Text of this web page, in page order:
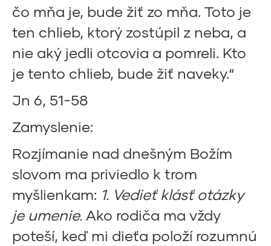
čo mňa je, bude žiť zo mňa. Toto je
ten chlieb, ktorý zostúpil z neba, a
nie aký jedli otcovia a pomreli. Kto
je tento chlieb, bude žiť naveky.“
Jn 6, 51-58
Zamyslenie:
Rozjímanie nad dnešným Božím
slovom ma priviedlo k trom
myšlienkam: 1. Vedieť klásť otázky
je umenie. Ako rodiča ma vždy
poteší, keď mi dieťa položí rozumnú